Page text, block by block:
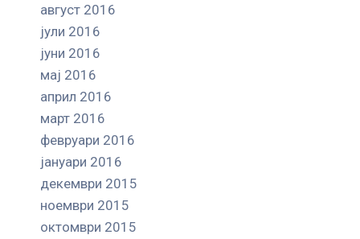
август 2016
јули 2016
јуни 2016
мај 2016
април 2016
март 2016
февруари 2016
јануари 2016
декември 2015
ноември 2015
октомври 2015